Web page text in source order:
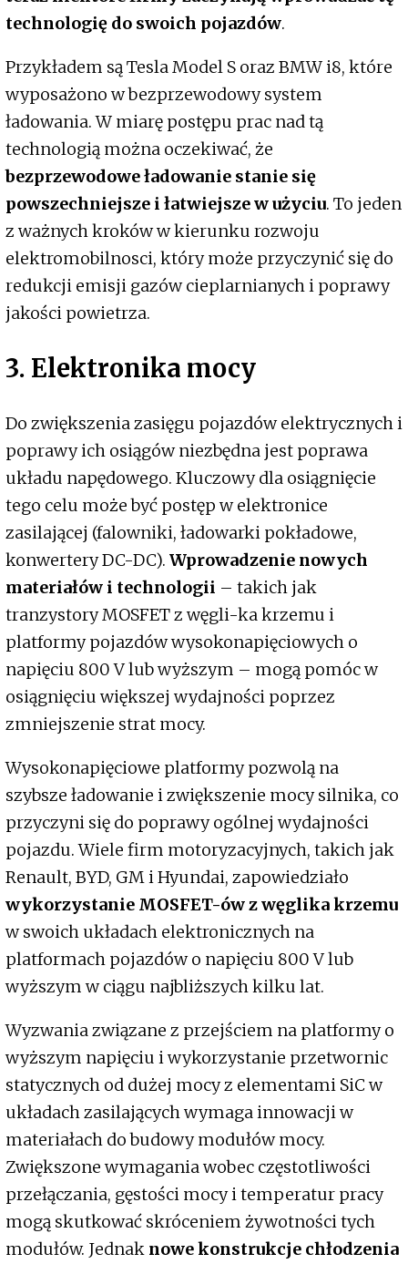
technologię do swoich pojazdów.
Przykładem są Tesla Model S oraz BMW i8, które
wyposażono w bezprzewodowy system
ładowania. W miarę postępu prac nad tą
technologią można oczekiwać, że
bezprzewodowe ładowanie stanie się
powszechniejsze i łatwiejsze w użyciu. To jeden
z ważnych kroków w kierunku rozwoju
elektromobilnosci, który może przyczynić się do
redukcji emisji gazów cieplarnianych i poprawy
jakości powietrza.
3. Elektronika mocy
Do zwiększenia zasięgu pojazdów elektrycznych i
poprawy ich osiągów niezbędna jest poprawa
układu napędowego. Kluczowy dla osiągnięcie
tego celu może być postęp w elektronice
zasilającej (falowniki, ładowarki pokładowe,
konwertery DC-DC). Wprowadzenie nowych
materiałów i technologii – takich jak
tranzystory MOSFET z węgli-ka krzemu i
platformy pojazdów wysokonapięciowych o
napięciu 800 V lub wyższym – mogą pomóc w
osiągnięciu większej wydajności poprzez
zmniejszenie strat mocy.
Wysokonapięciowe platformy pozwolą na
szybsze ładowanie i zwiększenie mocy silnika, co
przyczyni się do poprawy ogólnej wydajności
pojazdu. Wiele firm motoryzacyjnych, takich jak
Renault, BYD, GM i Hyundai, zapowiedziało
wykorzystanie MOSFET-ów z węglika krzemu
w swoich układach elektronicznych na
platformach pojazdów o napięciu 800 V lub
wyższym w ciągu najbliższych kilku lat.
Wyzwania związane z przejściem na platformy o
wyższym napięciu i wykorzystanie przetwornic
statycznych od dużej mocy z elementami SiC w
układach zasilających wymaga innowacji w
materiałach do budowy modułów mocy.
Zwiększone wymagania wobec częstotliwości
przełączania, gęstości mocy i temperatur pracy
mogą skutkować skróceniem żywotności tych
modułów. Jednak nowe konstrukcje chłodzenia